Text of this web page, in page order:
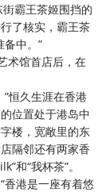
霸王茶姬围挡的
了核实，霸王茶
备中。”
术馆首店后，在
恒久生涯在香港
位置处于港岛中
楼，宽敞里的东
隔邻还有两家香
和“我杯茶”。
香港是一座有着悠